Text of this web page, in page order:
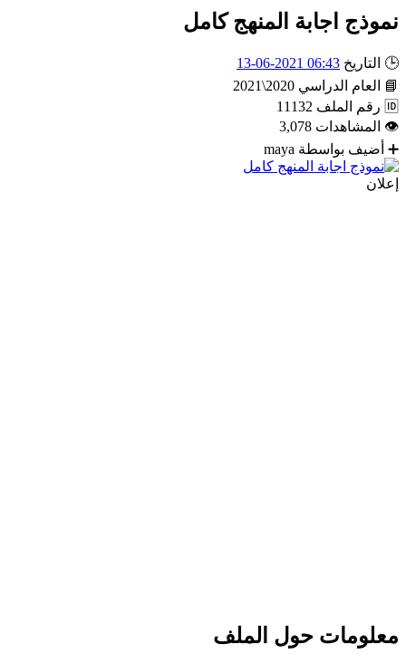
نموذج اجابة المنهج كامل
🕒 التاريخ 06:43 2021-06-13
📘
العام الدراسي 2020\2021
🆔 رقم الملف 11132
👁
المشاهدات 3,078
➕
أضيف بواسطة maya
إعلان
معلومات حول الملف